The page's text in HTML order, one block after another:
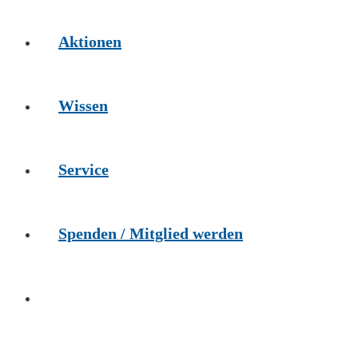
Aktionen
Wissen
Service
Spenden / Mitglied werden